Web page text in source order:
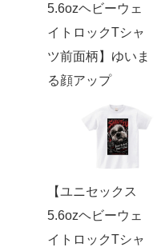
5.6ozヘビーウェ
イトロックTシャ
ツ前面柄】ゆいま
る顔アップ
【ユニセックス
5.6ozヘビーウェ
イトロックTシャ